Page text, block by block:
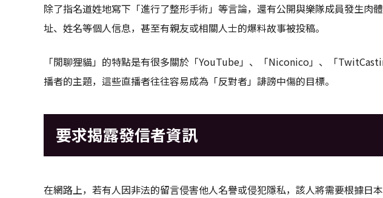
除了指名道姓地寫下「進行了整形手術」等言論，還有公開與樂隊成員發生肉
址、姓名等個人信息，甚至有親友或相關人士的爆料故事被投稿。
「閒聊狸貓」的特點是有很多關於「YouTube」、「Niconico」、「
播者的主題，這些直播者往往容易成為「反對者」誹謗中傷的目標。
要求揭露發信者資訊
在網路上，若有人因非法的留言侵害他人名譽或侵犯隱私，該人將需要根據日